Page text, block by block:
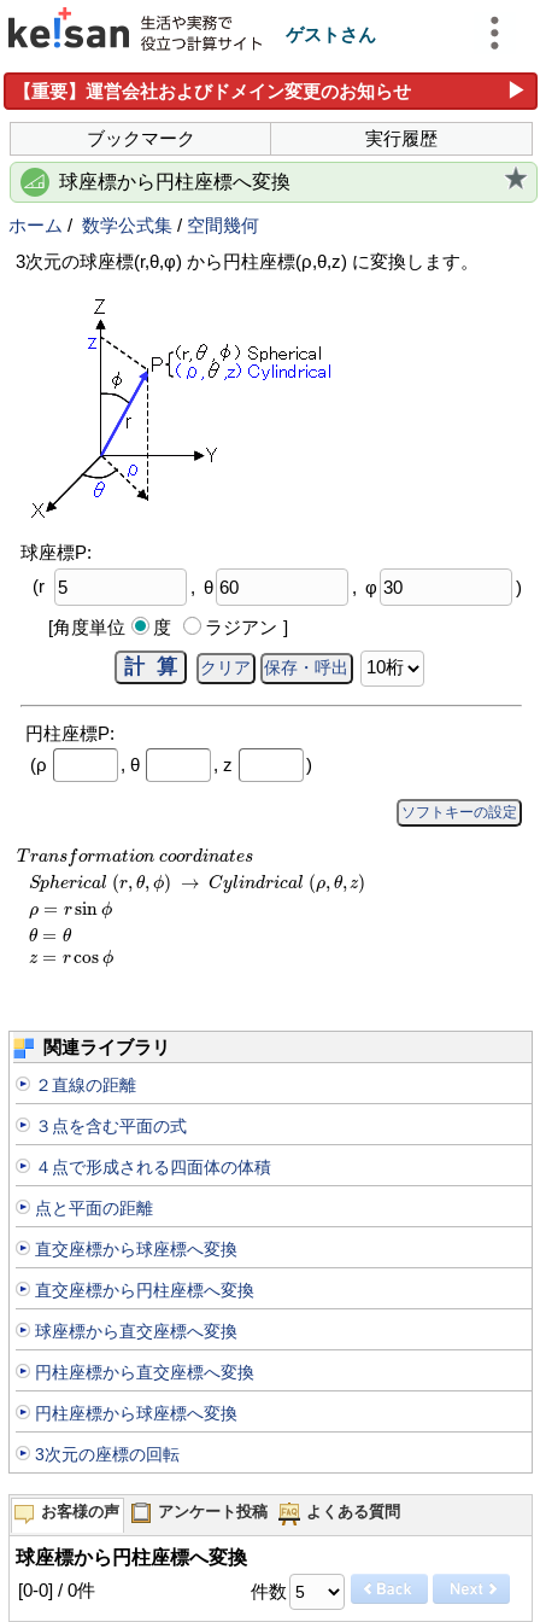
ゲストさん
【重要】運営会社およびドメイン変更のお知らせ ▶
ブックマーク 実行履歴
球座標から円柱座標へ変換
ホーム / 数学公式集 / 空間幾何
3次元の球座標(r,θ,φ) から円柱座標(ρ,θ,z) に変換します。
球座標P:
(r
, θ , φ
)
[角度単位
度 ラジアン ]
円柱座標P:
(ρ
, θ , z )
ソフトキーの設定
T ransformation coordinates
Spherical (r, θ, ϕ) → Cylindrical (ρ, θ,z)
ρ = rsin ϕ
θ = θ
z = rcos ϕ
Tr or on at S
関連ライブラリ
２直線の距離
３点を含む平面の式
４点で形成される四面体の体積
点と平面の距離
直交座標から球座標へ変換
直交座標から円柱座標へ変換
球座標から直交座標へ変換
円柱座標から直交座標へ変換
円柱座標から球座標へ変換
3次元の座標の回転
お客様の声 アンケート投稿 よくある質問
球座標から円柱座標へ変換
[0-0] / 0件 件数